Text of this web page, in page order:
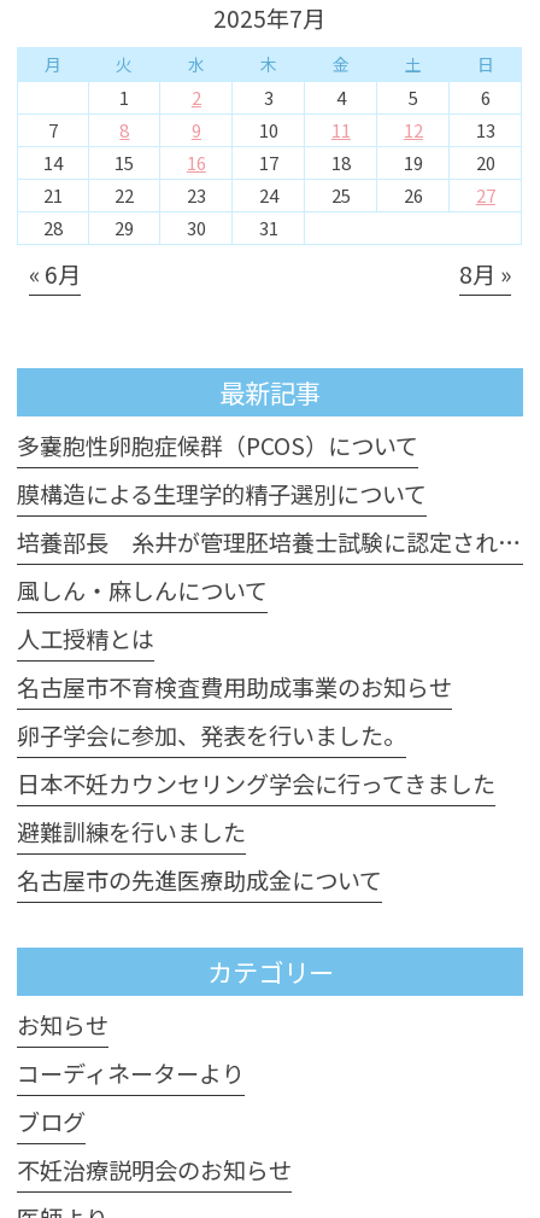
2025年7月
月 火 水 木 金 土 日
1 2 3 4 5
6
7
8 9 10 11 12
13
14
15 16 17 18 19
20
21
22 23 24 25 26
27
28
29 30 31
« 6月 8月 »
最新記事
多嚢胞性卵胞症候群（PCOS）について
膜構造による生理学的精子選別について
培養部長 糸井が管理胚培養士試験に認定されました
風しん・麻しんについて
人工授精とは
名古屋市不育検査費用助成事業のお知らせ
卵子学会に参加、発表を行いました。
日本不妊カウンセリング学会に行ってきました
避難訓練を行いました
名古屋市の先進医療助成金について
カテゴリー
お知らせ
コーディネーターより
ブログ
不妊治療説明会のお知らせ